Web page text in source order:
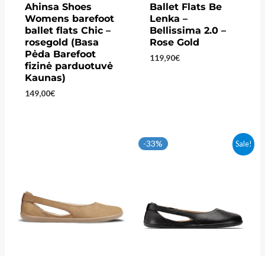
Ahinsa Shoes
Womens barefoot
ballet flats Chic –
rosegold (Basa
Pėda Barefoot
fizinė parduotuvė
Kaunas)
149,00€
Ballet Flats Be
Lenka –
Bellissima 2.0 –
Rose Gold
119,90€
Sale!
-33%